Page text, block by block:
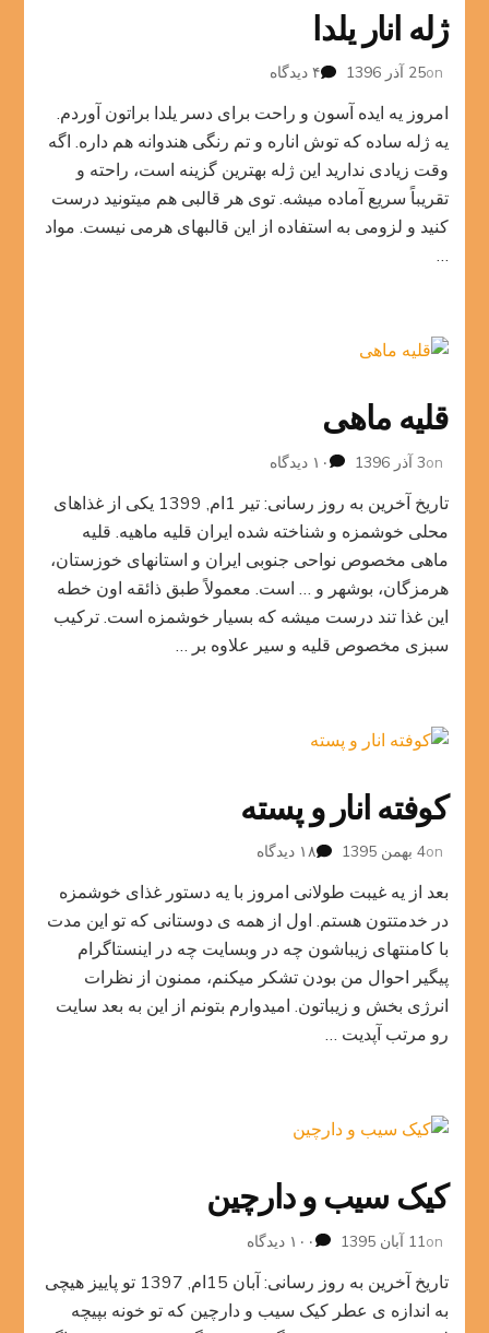
ژله انار یلدا
on25 آذر 1396 ۴ دیدگاه
انار
یلدا
امروز یه ایده آسون و راحت برای دسر یلدا براتون آوردم.
یه ژله ساده که توش اناره و تم رنگی هندوانه هم داره. اگه
وقت زیادی ندارید این ژله بهترین گزینه است، راحته و
تقریباً سریع آماده میشه. توی هر قالبی هم میتونید درست
کنید و لزومی به استفاده از این قالبهای هرمی نیست. مواد
…
قلیه ماهی
on3 آذر 1396 ۱۰ دیدگاه
ماهی
تاریخ آخرین به روز رسانی: تیر 1ام, 1399 یکی از غذاهای
محلی خوشمزه و شناخته شده ایران قلیه ماهیه. قلیه
ماهی مخصوص نواحی جنوبی ایران و استانهای خوزستان،
هرمزگان، بوشهر و … است. معمولاً طبق ذائقه اون خطه
این غذا تند درست میشه که بسیار خوشمزه است. ترکیب
سبزی مخصوص قلیه و سیر علاوه بر …
کوفته انار و پسته
on4 بهمن 1395 ۱۸ دیدگاه
انار
و
پسته
بعد از یه غیبت طولانی امروز با یه دستور غذای خوشمزه
در خدمتتون هستم. اول از همه ی دوستانی که تو این مدت
با کامنتهای زیباشون چه در وبسایت چه در اینستاگرام
پیگیر احوال من بودن تشکر میکنم، ممنون از نظرات
انرژی بخش و زیباتون. امیدوارم بتونم از این به بعد سایت
رو مرتب آپدیت …
کیک سیب و دارچین
on11 آبان 1395 ۱۰۰ دیدگاه
سیب
و
تاریخ آخرین به روز رسانی: آبان 15ام, 1397 تو پاییز هیچی
به اندازه ی عطر کیک سیب و دارچین که تو خونه بپیچه